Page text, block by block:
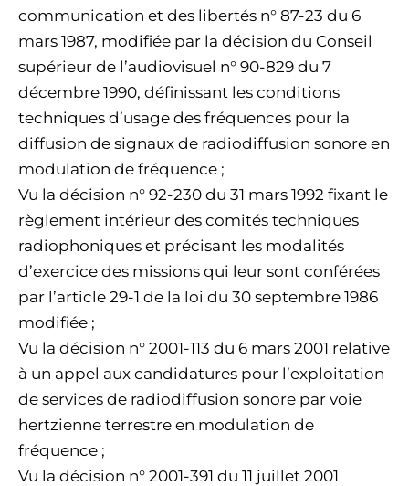
communication et des libertés n° 87-23 du 6
mars 1987, modifiée par la décision du Conseil
supérieur de l’audiovisuel n° 90-829 du 7
décembre 1990, définissant les conditions
techniques d’usage des fréquences pour la
diffusion de signaux de radiodiffusion sonore en
modulation de fréquence ;
Vu la décision n° 92-230 du 31 mars 1992 fixant le
règlement intérieur des comités techniques
radiophoniques et précisant les modalités
d’exercice des missions qui leur sont conférées
par l’article 29-1 de la loi du 30 septembre 1986
modifiée ;
Vu la décision n° 2001-113 du 6 mars 2001 relative
à un appel aux candidatures pour l’exploitation
de services de radiodiffusion sonore par voie
hertzienne terrestre en modulation de
fréquence ;
Vu la décision n° 2001-391 du 11 juillet 2001